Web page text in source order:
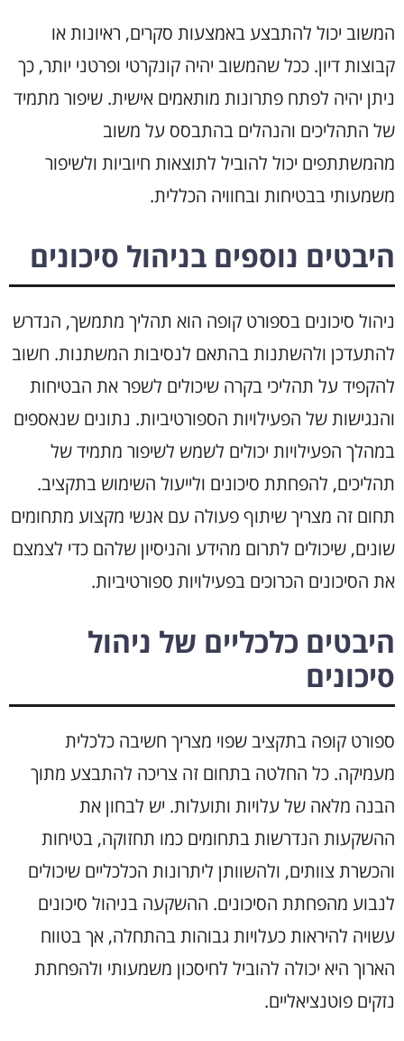
המשוב יכול להתבצע באמצעות סקרים, ראיונות או
קבוצות דיון. ככל שהמשוב יהיה קונקרטי ופרטני יותר, כך
ניתן יהיה לפתח פתרונות מותאמים אישית. שיפור מתמיד
של התהליכים והנהלים בהתבסס על משוב
מהמשתתפים יכול להוביל לתוצאות חיוביות ולשיפור
משמעותי בבטיחות ובחוויה הכללית.
היבטים נוספים בניהול סיכונים
ניהול סיכונים בספורט קופה הוא תהליך מתמשך, הנדרש
להתעדכן ולהשתנות בהתאם לנסיבות המשתנות. חשוב
להקפיד על תהליכי בקרה שיכולים לשפר את הבטיחות
והנגישות של הפעילויות הספורטיביות. נתונים שנאספים
במהלך הפעילויות יכולים לשמש לשיפור מתמיד של
תהליכים, להפחתת סיכונים ולייעול השימוש בתקציב.
תחום זה מצריך שיתוף פעולה עם אנשי מקצוע מתחומים
שונים, שיכולים לתרום מהידע והניסיון שלהם כדי לצמצם
את הסיכונים הכרוכים בפעילויות ספורטיביות.
היבטים כלכליים של ניהול
סיכונים
ספורט קופה בתקציב שפוי מצריך חשיבה כלכלית
מעמיקה. כל החלטה בתחום זה צריכה להתבצע מתוך
הבנה מלאה של עלויות ותועלות. יש לבחון את
ההשקעות הנדרשות בתחומים כמו תחזוקה, בטיחות
והכשרת צוותים, ולהשוותן ליתרונות הכלכליים שיכולים
לנבוע מהפחתת הסיכונים. ההשקעה בניהול סיכונים
עשויה להיראות כעלויות גבוהות בהתחלה, אך בטווח
הארוך היא יכולה להוביל לחיסכון משמעותי ולהפחתת
נזקים פוטנציאליים.